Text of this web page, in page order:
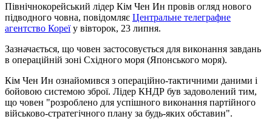
Північнокорейський лідер Кім Чен Ин провів огляд нового
підводного човна, повідомляє Центральне телеграфне
агентство Кореїу вівторок, 23 липня.
Зазначається, що човен застосовується для виконання завдань
в операційній зоні Східного моря (Японського моря).
Кім Чен Ин ознайомився з операційно-тактичними даними і
бойовою системою зброї. Лідер КНДР був задоволений тим,
що човен "розроблено для успішного виконання партійного
військово-стратегічного плану за будь-яких обставин".